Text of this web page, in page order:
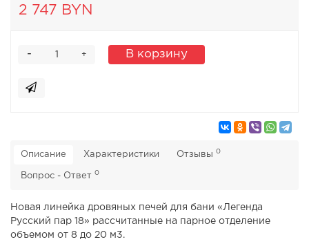
2 747 BYN
+
- В корзину
Описание Характеристики Отзывы 0
Вопрос - Ответ 0
Новая линейка дровяных печей для бани «Легенда
Русский пар 18» рассчитанные на парное отделение
объемом от 8 до 20 м3.